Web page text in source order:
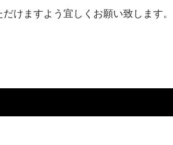
けますよう宜しくお願い致します。